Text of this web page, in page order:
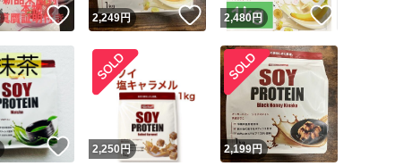
いいね！
2,249円 いいね！
2,480円
いいね！
2,250 円 2,199円